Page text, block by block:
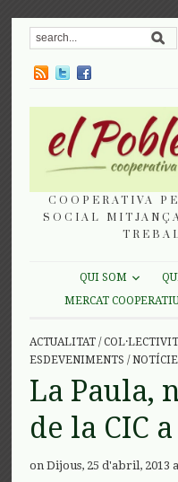
COOPERATIVA
SOCIAL
QUI SOM
MERCAT
ACTUALITAT /
ESDEVENIMENTS /
La Paula,
de la CIC
on Dijous, 25 d'abril, 2013